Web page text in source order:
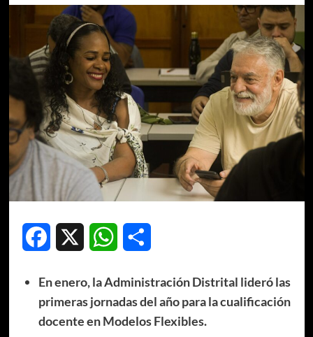
Facebook WhatsApp
En enero, la Administración Distrital lideró las
primeras jornadas del año para la cualificación
docente en Modelos Flexibles.